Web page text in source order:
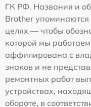
ГК РФ. Названия и
Brother
целях — чтобы
которой мы
аффилирована с
знаков и не
ремонтных работ
устройствах,
обороте, в